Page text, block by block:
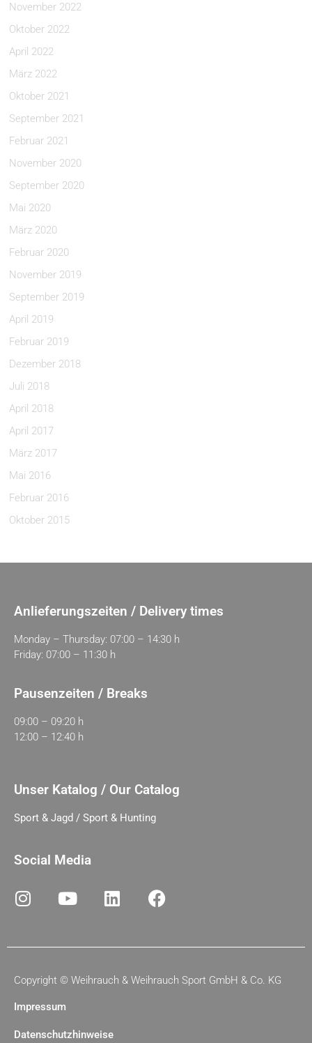
November 2022
Oktober 2022
April 2022
März 2022
Oktober 2021
September 2021
Februar 2021
November 2020
September 2020
Mai 2020
März 2020
Februar 2020
November 2019
September 2019
April 2019
Februar 2019
Dezember 2018
Juli 2018
April 2018
April 2017
März 2017
Mai 2016
Februar 2016
Oktober 2015
Anlieferungszeiten / Delivery times
Monday – Thursday: 07:00 – 14:30 h
Friday: 07:00 – 11:30 h
Pausenzeiten / Breaks
09:00 – 09:20 h
12:00 – 12:40 h
Unser Katalog / Our Catalog
Sport & Jagd / Sport & Hunting
Social Media
Copyright © Weihrauch & Weihrauch Sport GmbH & Co. KG
Impressum
Datenschutzhinweise